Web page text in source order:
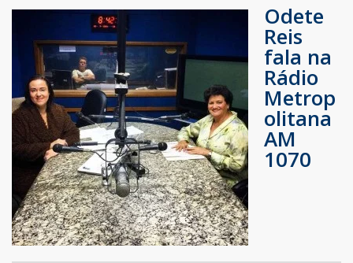
Odete
Reis
fala na
Rádio
Metrop
olitana
AM
1070